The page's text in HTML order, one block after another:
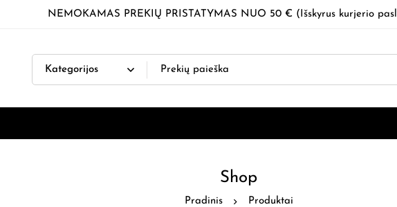
NEMOKAMAS PREKIŲ PRISTATYMAS NUO 50 € (Išskyrus kurjerio
Shop
Pradinis Produktai